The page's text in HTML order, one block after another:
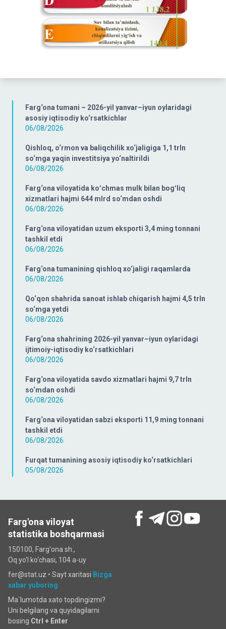
Farg‘ona tumani – 2026-yil yanvar–iyun oylaridagi
asosiy iqtisodiy ko‘rsatkichlar
06/08/2026
Qishloq, o‘rmon va baliqchilik xo‘jaligiga 1,1 trln
so‘mga yaqin investitsiya yo‘naltirildi
06/08/2026
Farg‘ona viloyatida koʻchmas mulk bilan bogʻliq
xizmatlari hajmi 644 mlrd so‘mdan oshdi
06/08/2026
Farg‘ona viloyatidan uzum eksporti 3,4 ming tonnani
tashkil etdi
06/08/2026
Farg‘ona tumanining qishloq xo‘jaligi raqamlarda
06/08/2026
Qo‘qon shahrida sanoat ishlab chiqarish hajmi 4,5 trln
so‘mga yetdi
06/08/2026
Farg‘ona shahrining 2026-yil yanvar–iyun oylaridagi
ijtimoiy-iqtisodiy ko‘rsatkichlari
06/08/2026
Farg‘ona viloyatida savdo xizmatlari hajmi 9,7 trln
so‘mdan oshdi
06/08/2026
Farg‘ona viloyatidan sabzi eksporti 11,9 ming tonnani
tashkil etdi
06/08/2026
Furqat tumanining asosiy iqtisodiy ko‘rsatkichlari
05/08/2026
Farg'ona viloyat
statistika boshqarmasi
150100, Farg'ona sh.,
Oq yo'l ko‘chаsi, 104 a-uy
fer@stat.uz • Sayt xaritasi Bizga
xabar yuboring
Ma`lumotda xato topdingizmi?
Uni belgilang va quyidagilarni
bosing Ctrl + Enter